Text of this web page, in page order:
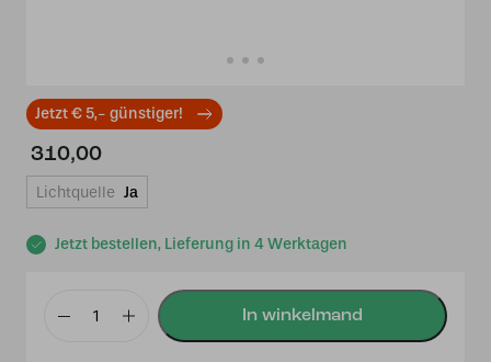
Jetzt € 5,- günstiger!
Jetzt bestellen, Lieferung in 4 Werktagen
310,00
Lichtquelle Ja
Tiffany